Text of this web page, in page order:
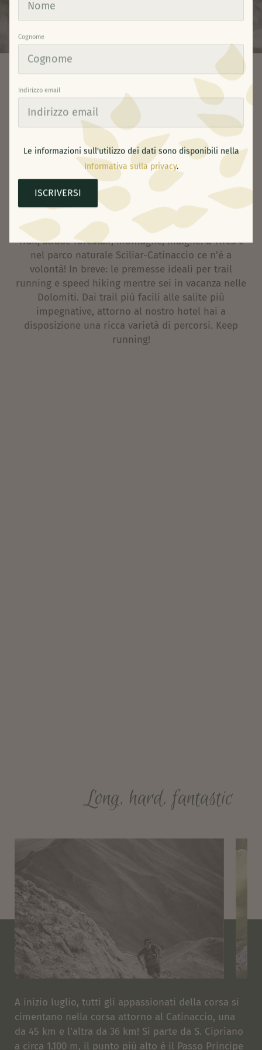
Il tuo paradiso naturale Trail Running
SU E GIÙ PER LE
MONTAGNE
Trail Running & Speed Hiking
Trail, strade forestali, montagne, malghe: a Tires e
nel parco naturale Sciliar-Catinaccio ce n’è a
volontà! In breve: le premesse ideali per trail
running e speed hiking mentre sei in vacanza nelle
Dolomiti. Dai trail più facili alle salite più
impegnative, attorno al nostro hotel hai a
disposizione una ricca varietà di percorsi. Keep
running!
Long, hard, fantastic
A inizio luglio, tutti gli appassionati della corsa si
cimentano nella corsa attorno al Catinaccio, una
da 45 km e l’altra da 36 km! Si parte da S. Cipriano
a circa 1.100 m, il punto più alto è il Passo Principe
Cognome
Indirizzo email
Le informazioni sull'utilizzo dei dati sono disponibili nella
Informativa sulla privacy.
ISCRIVERSI